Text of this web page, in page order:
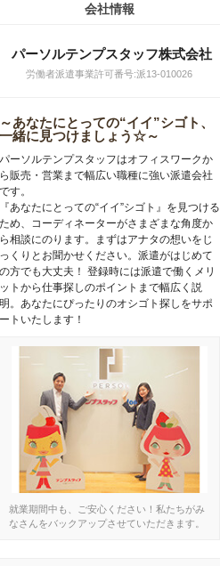
会社情報
パーソルテンプスタッフ株式会社
労働者派遣事業許可番号:派13-010026
あなたにとっての“イイ”シゴト、
緒に見つけましょう☆～
ーソルテンプスタッフはオフィスワークか
販売・営業まで幅広い職種に強い派遣会社
す。
あなたにとっての“イイ”シゴト』を見つける
め、コーディネーターがさまざまな角度か
相談にのります。まずはアナタの想いをじ
くりとお聞かせください。派遣がはじめて
方でも大丈夫！ 登録時には派遣で働くメリ
トから仕事探しのポイントまで幅広く説
。あなたにぴったりのオシゴト探しをサポ
トいたします！
就業期間中も、ご安心ください！私たちがみ
なさんをバックアップさせていただきます。